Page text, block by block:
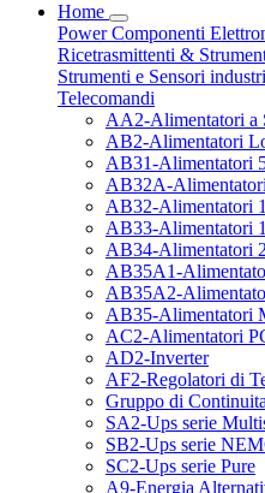
Home
PowerComponenti
Ricetrasmittenti &
Strumenti e Sensori
Telecomandi
AA2-Alimentatori a
AB2-Alimentatori
AB31-Alimentatori
AB32A-
AB32-Alimentatori
AB33-Alimentatori
AB34-Alimentatori
AB35A1-
AB35A2-
AB35-Alimentatori
AC2-Alimentatori
AD2-Inverter
AF2-Regolatori di
Gruppo di
SA2-Ups serie
SB2-Ups serie
SC2-Ups serie Pure
A9-Energia